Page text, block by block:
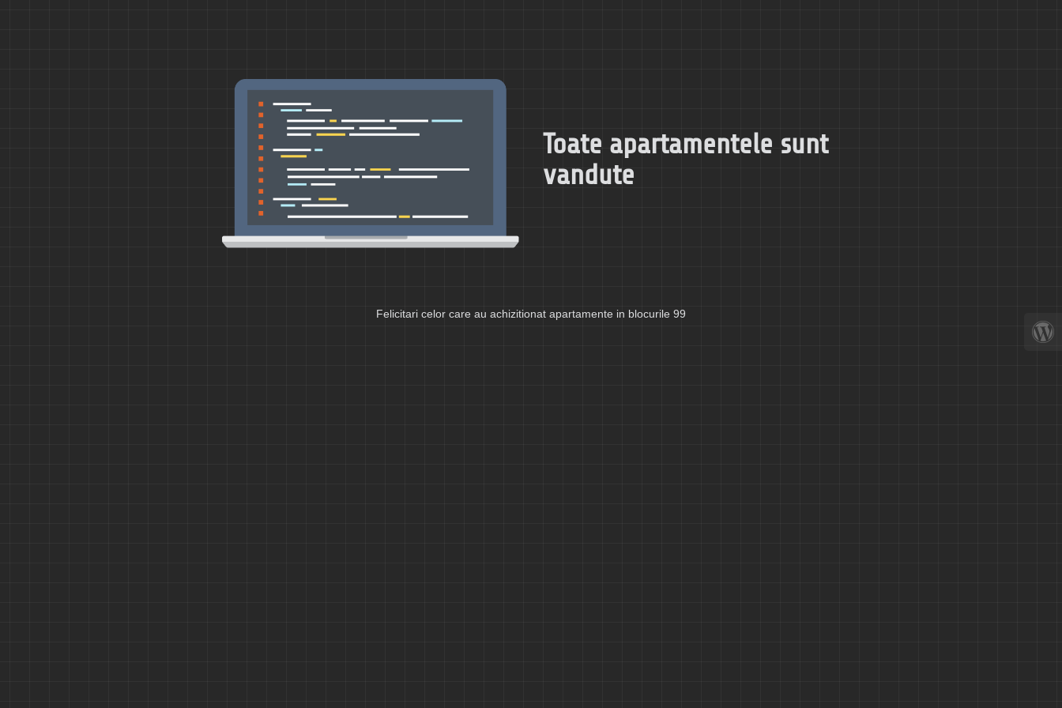
Toate apartamentele sunt
vandute
Felicitari celor care au achizitionat apartamente in blocurile 99